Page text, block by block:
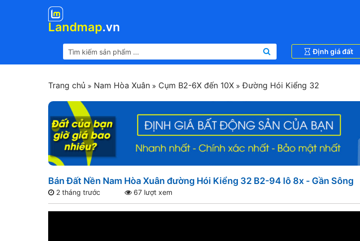
Landmap.vn
Định giá đất
Trang chủ Nam Hòa Xuân Cụm B2-6X đến 10X Đường Hói Kiểng 32
Bán Đất Nền Nam Hòa Xuân đường Hói Kiểng 32 B2-94 lô 8x - Gần Sông
2 tháng trước 67 lượt xem